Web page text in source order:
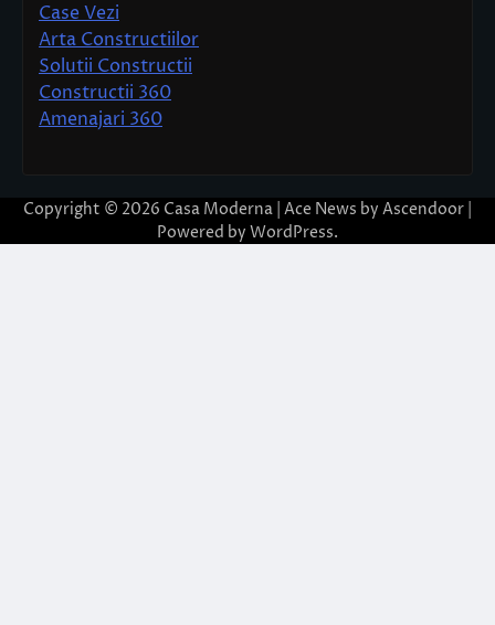
Case Vezi
Arta Constructiilor
Solutii Constructii
Constructii 360
Amenajari 360
Copyright © 2026 Casa Moderna | Ace News by Ascendoor
Powered by WordPress.